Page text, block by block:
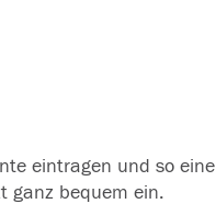
eintragen und so eine
ganz bequem ein.